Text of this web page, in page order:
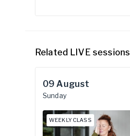
Related LIVE sessions
09 August
Sunday
WEEKLY CLASS